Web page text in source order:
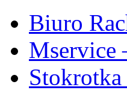
Biuro
Mservice